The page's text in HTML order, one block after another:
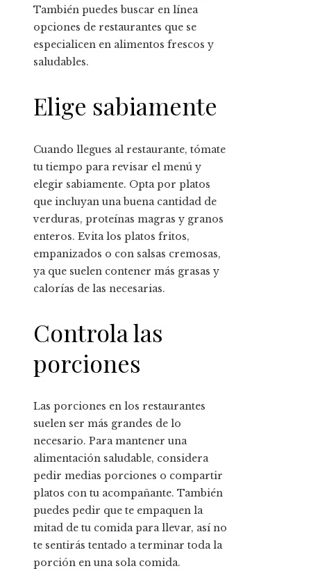
También puedes buscar en línea
opciones de restaurantes que se
especialicen en alimentos frescos y
saludables.
Elige sabiamente
Cuando llegues al restaurante, tómate
tu tiempo para revisar el menú y
elegir sabiamente. Opta por platos
que incluyan una buena cantidad de
verduras, proteínas magras y granos
enteros. Evita los platos fritos,
empanizados o con salsas cremosas,
ya que suelen contener más grasas y
calorías de las necesarias.
Controla las
porciones
Las porciones en los restaurantes
suelen ser más grandes de lo
necesario. Para mantener una
alimentación saludable, considera
pedir medias porciones o compartir
platos con tu acompañante. También
puedes pedir que te empaquen la
mitad de tu comida para llevar, así no
te sentirás tentado a terminar toda la
porción en una sola comida.